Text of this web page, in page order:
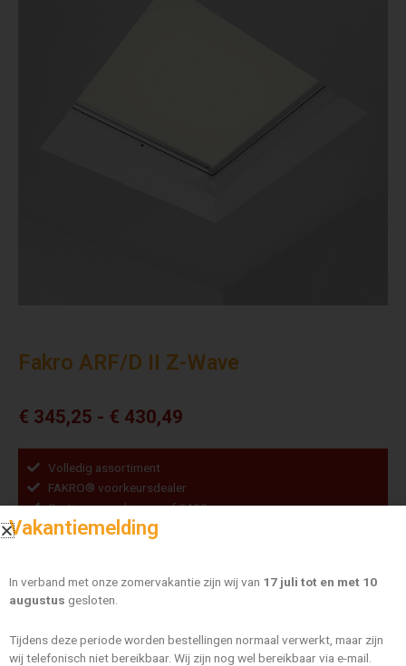
Fakro ARF/D II Z-Wave
€ 345,25 - € 430,49
tot
Volledig assortiment
FAKRO® voorkeursdealer
Gratis verzending vanaf €400,-
Fakro
Z-
aantal
Vakantiemelding
In verband met onze zomervakantie zijn wij van 17 juli tot en met 10
augustus gesloten.
Tijdens deze periode worden bestellingen normaal verwerkt, maar zijn
wij telefonisch niet bereikbaar. Wij zijn nog wel bereikbaar via e-mail.